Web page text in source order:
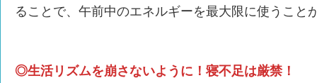
ることで、午前中のエネルギーを最大限に使うこと
◎生活リズムを崩さないように！寝不足は厳禁！